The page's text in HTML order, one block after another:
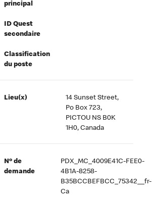
principal
ID Quest
secondaire
Classification
du poste
Lieu(x)
14 Sunset Street,
Po Box 723,
PICTOU NS B0K
1H0, Canada
Nº de
demande
PDX_MC_4009E41C-FEE0-
4B1A-8258-
B35BCCBEFBCC_75342__fr-
Ca